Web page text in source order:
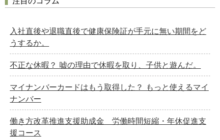
入社直後や退職直後で健康保険証が手元に無い期間をど
うするか。
不正な休暇？ 嘘の理由で休暇を取り、子供と遊んだ。
マイナンバーカードはもう取得した？ もっと使えるマイ
ナンバー
働き方改革推進支援助成金 労働時間短縮・年休促進支
援コース